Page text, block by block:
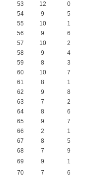
53
12 0
54
9 5
55
10 1
56
9 6
57
10 2
58
9 4
59
8 3
60
10 7
61
8 1
62
9 8
63
7 2
64
8 6
65
9 7
66
2 1
67
8 5
68
7 9
69
9 1
70
7 6